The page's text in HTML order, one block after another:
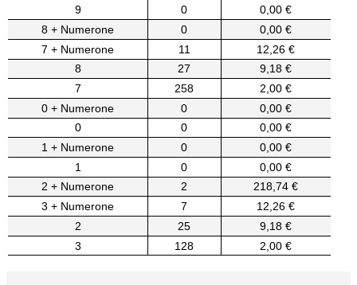
9
0
0,00 €
8 + Numerone
0
0,00 €
7 + Numerone
11
12,26 €
8
27
9,18 €
7
258
2,00 €
0 + Numerone
0
0,00 €
0
0
0,00 €
1 + Numerone
0
0,00 €
1
0
0,00 €
2 + Numerone
2
218,74 €
3 + Numerone
7
12,26 €
2
25
9,18 €
3
128 2,00 €